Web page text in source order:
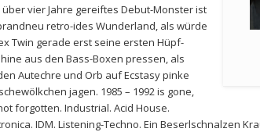
über vier Jahre gereiftes Debut-Monster ist
retro-ides Wunderland, als würde
Twin gerade erst seine ersten Hüpf-
aus den Bass-Boxen pressen, als
Autechre und Orb auf Ecstasy pinke
jagen. 1985 – 1992 is gone,
forgotten. Industrial. Acid House.
IDM. Listening-Techno. Ein Beserlschnalzen